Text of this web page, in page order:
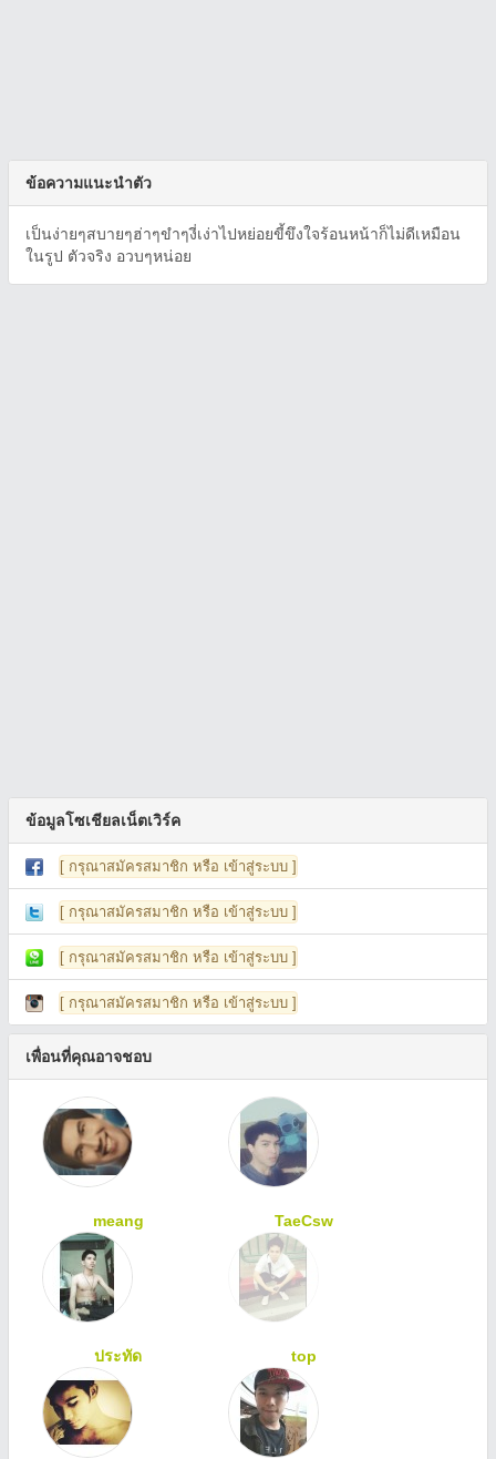
ข้อความแนะนำตัว
เป็นง่ายๆสบายๆฮ่าๆขำๆงี่เง่าไปหย่อยขี้ขึงใจร้อนหน้าก็ไม่ดีเหมือน
ในรูป ตัวจริง อวบๆหน่อย
ข้อมูลโซเชียลเน็ตเวิร์ค
[ กรุณาสมัครสมาชิก หรือ เข้าสู่ระบบ ]
[ กรุณาสมัครสมาชิก หรือ เข้าสู่ระบบ ]
[ กรุณาสมัครสมาชิก หรือ เข้าสู่ระบบ ]
[ กรุณาสมัครสมาชิก หรือ เข้าสู่ระบบ ]
เพื่อนที่คุณอาจชอบ
meang TaeCsw
ประทัด top